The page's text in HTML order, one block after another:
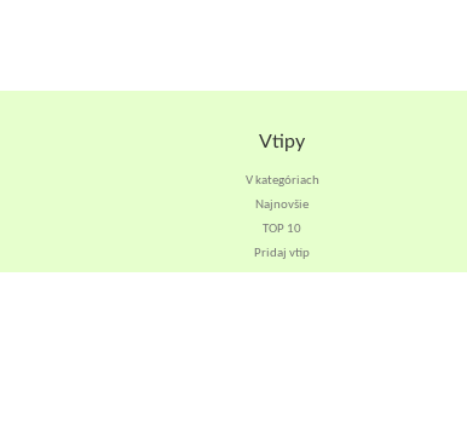
Vtipy
V kategóriach
Najnovšie
TOP 10
Pridaj vtip